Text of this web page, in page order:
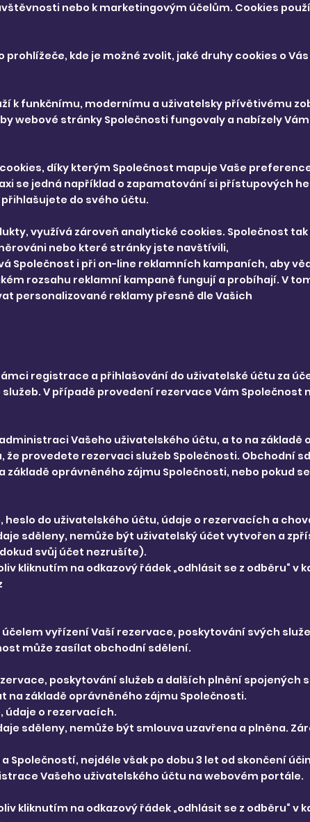
nebo k marketingovým účelům. Cookies
kde je možné zvolit, jaké druhy cookies o
k funkčnímu, modernímu a uživatelsky přívětivému
webové stránky Společnosti fungovaly a nabízely
díky kterým Společnost mapuje Vaše
se jedná například o zapamatování si přístupových
do svého účtu.
využívá zároveň analytické cookies. Společnost
nebo které stránky jste navštívili,
Společnost i při on-line reklamních kampaních, aby
rozsahu reklamní kampaně fungují a probíhají. V
personalizované reklamy přesně dle Vašich
registrace a přihlašování do uživatelské účtu za
V případě provedení rezervace Vám Společnost
Vašeho uživatelského účtu, a to na základě
provedete rezervaci služeb Společnosti. Obchodní
oprávněného zájmu Společnosti, nebo pokud
do uživatelského účtu, údaje o rezervacích a
sděleny, nemůže být uživatelský účet vytvořen a
svůj účet nezrušíte).
kliknutím na odkazový řádek „odhlásit se z odběru“ v
vyřízení Vaší rezervace, poskytování svých
může zasílat obchodní sdělení.
poskytování služeb a dalších plnění spojených
základě oprávněného zájmu Společnosti.
údaje o rezervacích.
sděleny, nemůže být smlouva uzavřena a plněna.
Společností, nejdéle však po dobu 3 let od skončení
Vašeho uživatelského účtu na webovém portále.
kliknutím na odkazový řádek „odhlásit se z odběru“ v